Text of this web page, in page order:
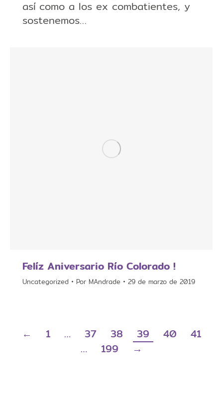
así como a los ex combatientes, y
sostenemos…
Felíz Aniversario Río Colorado !
Uncategorized Por MAndrade 29 de marzo de 2019
← 1 … 37 38 39 40
41
…
199 →